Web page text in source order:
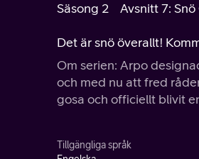
Säsong 2 Avsnitt 7: Snö
Det är snö överallt!
Om serien: Arpo
och med nu att fred
gosa och officiellt blivit
Tillgängliga språk